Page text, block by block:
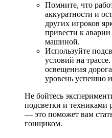
Помните, что
аккуратности и
других игроков
привести к
машиной.
Используйте
условий на
освещенная
уровень успешно
Не бойтесь
подсветки и техниками
— это поможет вам
гонщиком.